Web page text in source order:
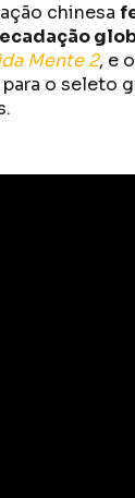
chinesa
Mente 2, e o
o seleto